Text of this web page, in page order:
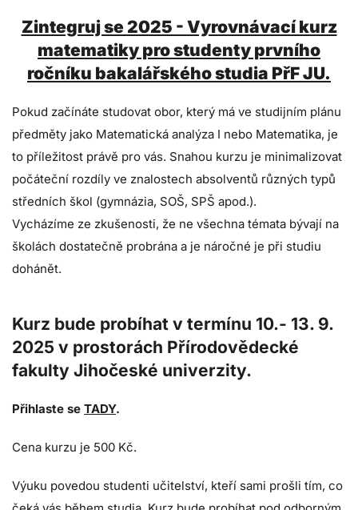
Zintegruj se 2025 - Vyrovnávací kurz
matematiky pro studenty prvního
ročníku bakalářského studia PřF JU.
Pokud začínáte studovat obor, který má ve studijním plánu
předměty jako Matematická analýza I nebo Matematika, je
to příležitost právě pro vás. Snahou kurzu je minimalizovat
počáteční rozdíly ve znalostech absolventů různých typů
středních škol (gymnázia, SOŠ, SPŠ apod.).
Vycházíme ze zkušenosti, že ne všechna témata bývají na
školách dostatečně probrána a je náročné je při studiu
dohánět.
Kurz bude probíhat v termínu 10.- 13. 9.
2025 v prostorách Přírodovědecké
fakulty Jihočeské univerzity.
Přihlaste se TADY.
Cena kurzu je 500 Kč.
Výuku povedou studenti učitelství, kteří sami prošli tím, co